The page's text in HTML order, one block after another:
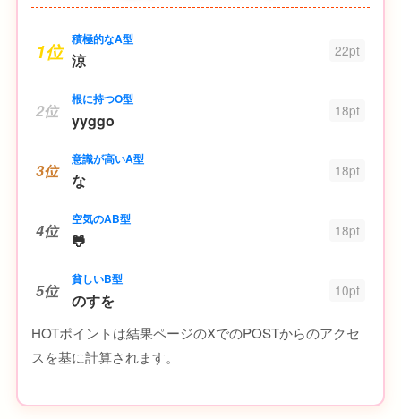
1位 積極的なA型
涼 22pt
2位
根に持つO型
yyggo 18pt
3位
意識が高いA型
な 18pt
4位
空気のAB型
🐸 18pt
5位
貧しいB型
のすを 10pt
HOTポイントは結果ページのXでのPOSTからのアクセ
スを基に計算されます。